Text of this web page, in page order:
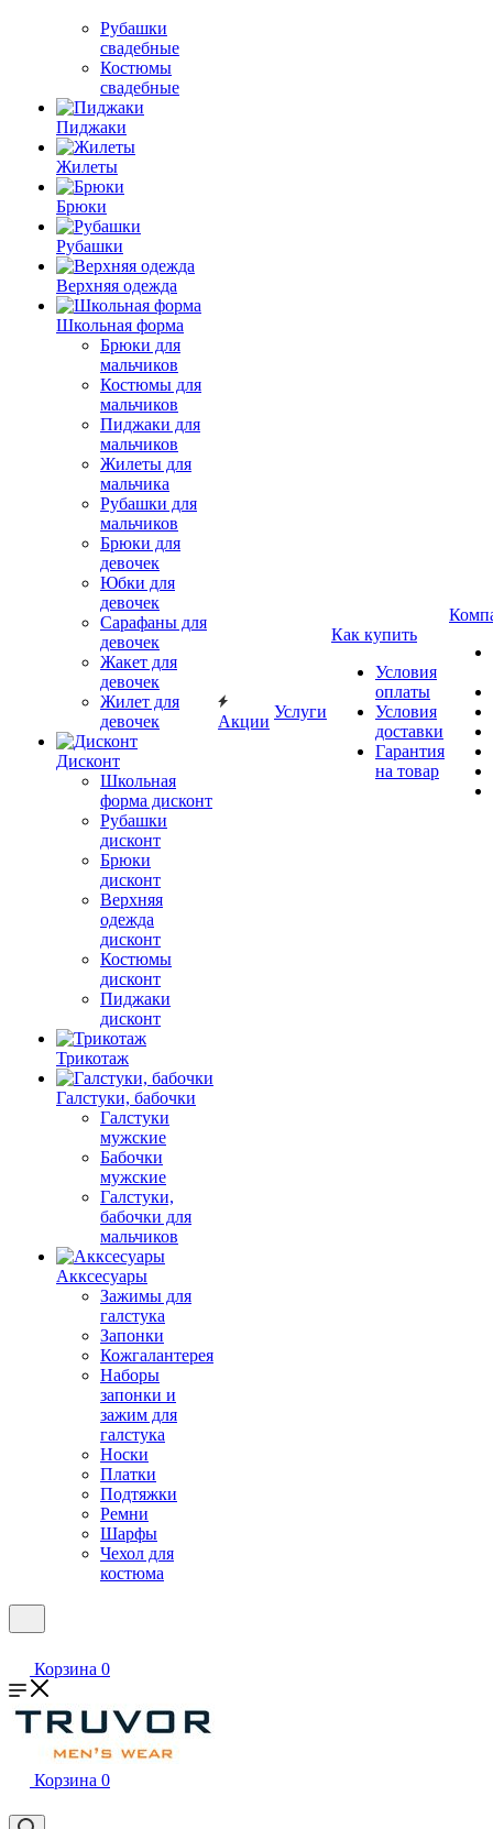
Рубашки
свадебные
Костюмы
свадебные
Пиджаки
Жилеты
Брюки
Рубашки
Верхняя одежда
Школьная форма
Брюки для
мальчиков
Костюмы для
мальчиков
Пиджаки для
мальчиков
Жилеты для
мальчика
Рубашки для
мальчиков
Брюки для
девочек
Юбки для
девочек
Сарафаны для
девочек
Жакет для
девочек
Жилет для
девочек
Дисконт
Школьная
форма дисконт
Рубашки
дисконт
Брюки
дисконт
Верхняя
одежда
дисконт
Костюмы
дисконт
Пиджаки
дисконт
Трикотаж
Галстуки, бабочки
Галстуки
мужские
Бабочки
мужские
Галстуки,
бабочки для
мальчиков
Акксесуары
Зажимы для
галстука
Запонки
Кожгалантерея
Наборы
запонки и
зажим для
галстука
Носки
Платки
Подтяжки
Ремни
Шарфы
Чехол для
костюма
Акции
Услуги
Как купить
Условия
оплаты
Условия
доставки
Гарантия
на товар
Корзина 0
Корзина 0